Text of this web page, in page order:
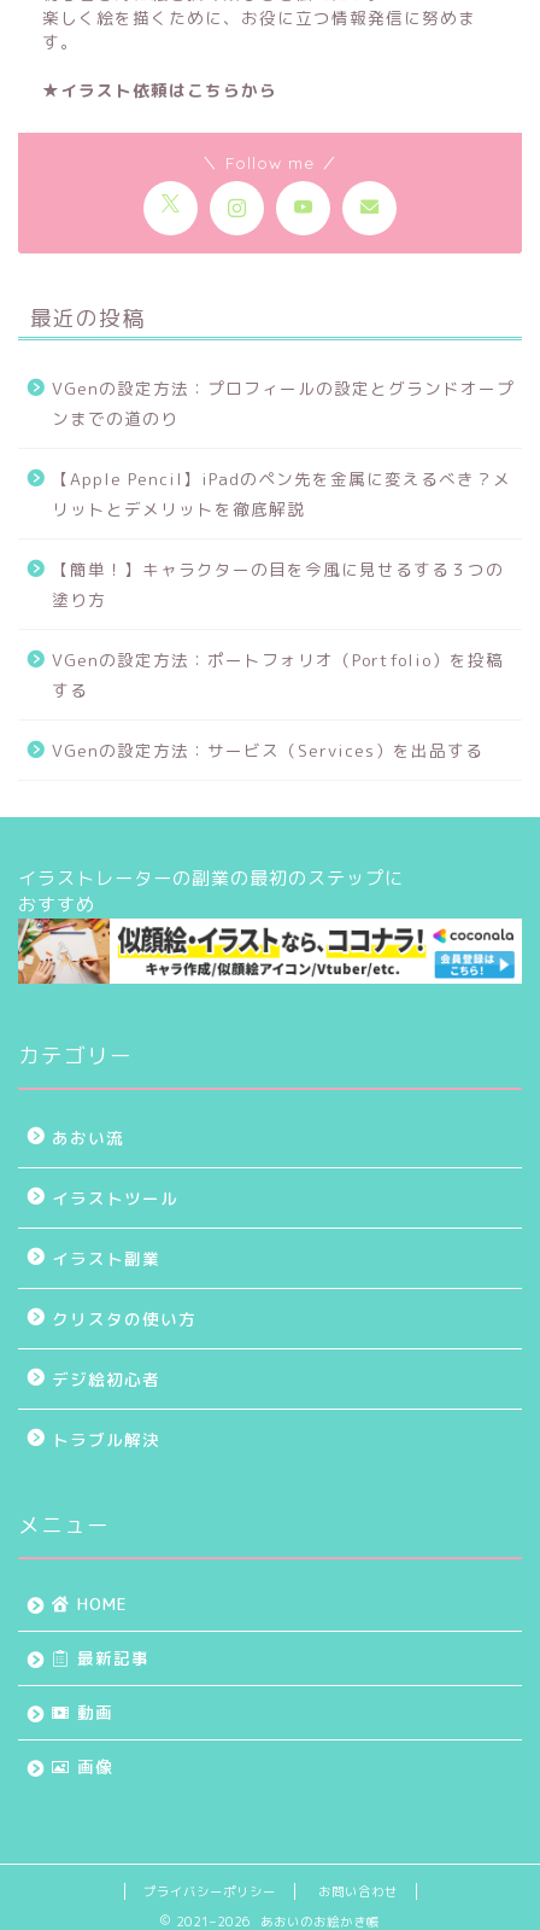
楽しく絵を描くために、お役に立つ情報発信に努めま
す。
★イラスト依頼はこちらから
＼ Follow me ／
最近の投稿
VGenの設定方法：プロフィールの設定とグランドオープ
ンまでの道のり
【Apple Pencil】iPadのペン先を金属に変えるべき？メ
リットとデメリットを徹底解説
【簡単！】キャラクターの目を今風に見せるする３つの
塗り方
VGenの設定方法：ポートフォリオ（Portfolio）を投稿
する
VGenの設定方法：サービス（Services）を出品する
イラストレーターの副業の最初のステップに
おすすめ
カテゴリー
あおい流
イラストツール
イラスト副業
クリスタの使い方
デジ絵初心者
トラブル解決
メニュー
HOME
最新記事
動画
画像
プライバシーポリシー
お問い合わせ
2021–2026 あおいのお絵かき帳